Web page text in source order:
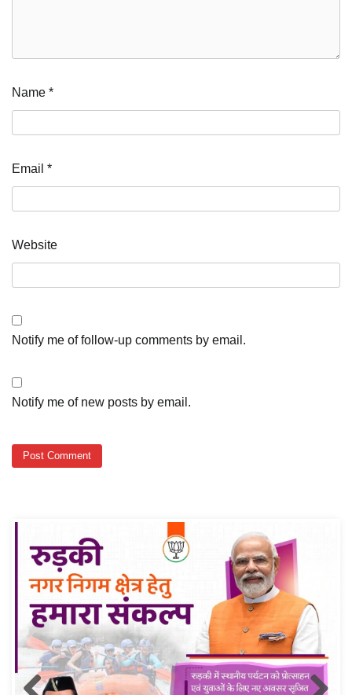
Name *
Email *
Website
Notify me of follow-up comments by email.
Notify me of new posts by email.